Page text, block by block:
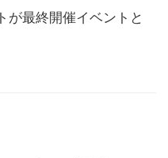
が最終開催イベントと